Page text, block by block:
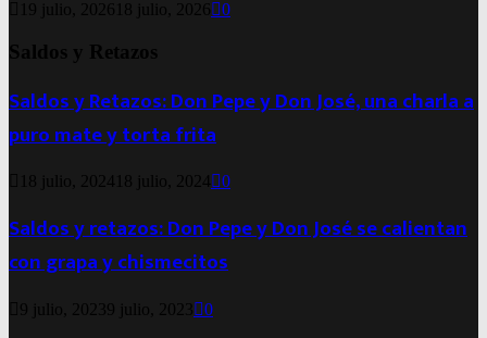
19 julio, 2026 18 julio, 2026 0
Saldos y Retazos
Saldos y Retazos: Don Pepe y Don José, una charla a
puro mate y torta frita
18 julio, 2024 18 julio, 2024 0
Saldos y retazos: Don Pepe y Don José se calientan
con grapa y chismecitos
9 julio, 20239 julio, 2023 0